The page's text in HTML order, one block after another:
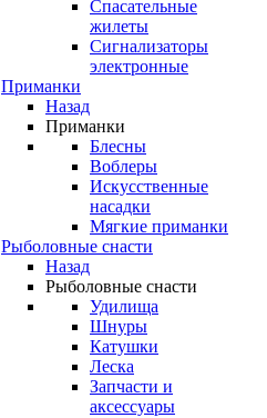
Спасательные
жилеты
Сигнализаторы
электронные
Приманки
Назад
Приманки
Блесны
Воблеры
Искусственные
насадки
Мягкие приманки
Рыболовные снасти
Назад
Рыболовные снасти
Удилища
Шнуры
Катушки
Леска
Запчасти и
аксессуары